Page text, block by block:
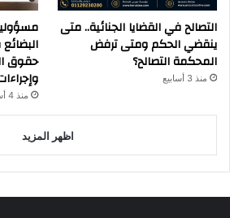
التصالح في القضايا الجنائية.. متى
ينقضي الحكم ومتى ترفض
المحكمة التصالح؟
منذ 3 أسابيع
حقوق
منذ 4 أسابيع
اظهر المزيد